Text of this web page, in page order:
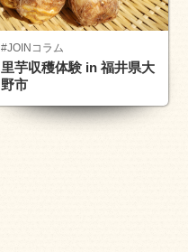
#JOINコラム
里芋収穫体験 in 福井県大
野市